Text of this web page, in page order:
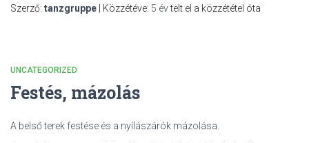
Szerző: tanzgruppe | Közzétéve: 5 évtelt el a közzététel óta
UNCATEGORIZED
Festés, mázolás
A belső terek festése és a nyílászárók mázolása.